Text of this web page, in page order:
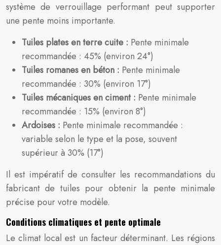
système de verrouillage performant peut supporter
une pente moins importante.
Tuiles plates en terre cuite : Pente minimale
recommandée : 45% (environ 24°)
Tuiles romanes en béton : Pente minimale
recommandée : 30% (environ 17°)
Tuiles mécaniques en ciment : Pente minimale
recommandée : 15% (environ 8°)
Ardoises : Pente minimale recommandée :
variable selon le type et la pose, souvent
supérieur à 30% (17°)
Il est impératif de consulter les recommandations du
fabricant de tuiles pour obtenir la pente minimale
précise pour votre modèle.
Conditions climatiques et pente optimale
Le climat local est un facteur déterminant. Les régions